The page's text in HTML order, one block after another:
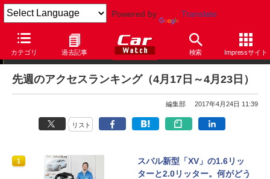
Powered by Translate
カテゴリ 過去記事 検索 Impressサイト
アクセスランキング
先週のアクセスランキング（4月17日～4月23日）
編集部 2017年4月24日 11:39
リスト
1
スバル新型「XV」の1.6リッ
ターと2.0リッター。何がどう